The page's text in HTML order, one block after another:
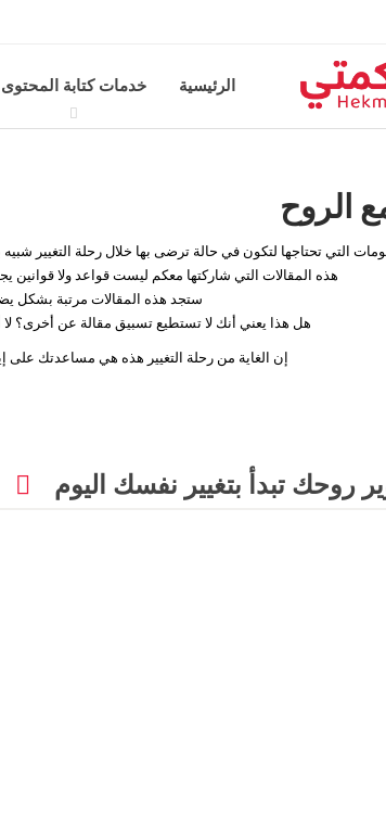
الرئيسية خدمات كتابة المحتوى
الروح
التي تحتاجها لتكون في حالة ترضى بها خلال رحلة التغيير شبيه
هذه المقالات التي شاركتها معكم ليست قواعد ولا قوانين
ستجد هذه المقالات مرتبة بشكل
هل هذا يعني أنك لا تستطيع تسبيق مقالة عن أخرى؟
إن الغاية من رحلة التغيير هذه هي مساعدتك على
روحك تبدأ بتغيير نفسك اليوم